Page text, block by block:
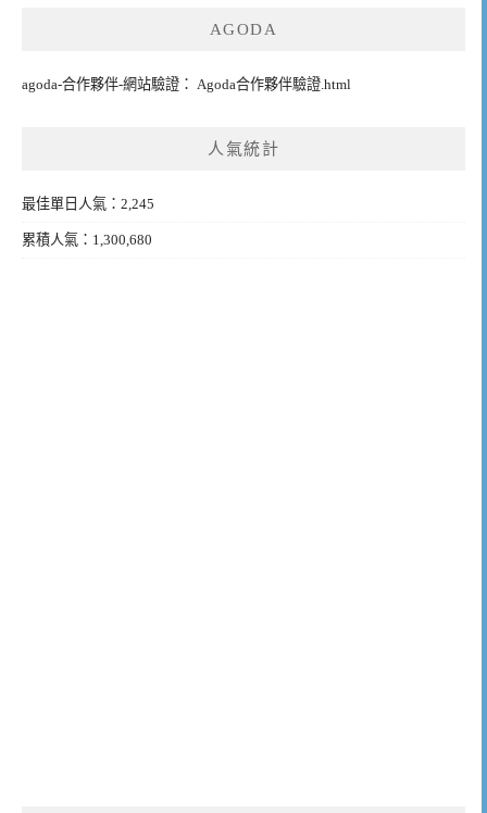
AGODA
agoda-合作夥伴-網站驗證： Agoda合作夥伴驗證.html
人氣統計
最佳單日人氣：2,245
累積人氣：1,300,680